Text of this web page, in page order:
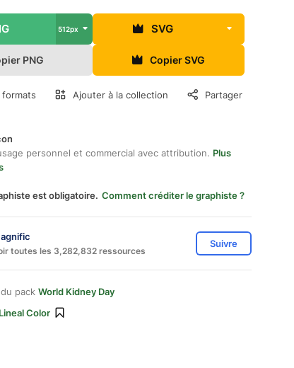
512px SVG
PNG Copier SVG
formats Ajouter à la collection Partager
personnel et commercial avec attribution. Plus
est obligatoire. Comment créditer le graphiste ?
toutes les 3,282,832 ressources
Suivre
pack World Kidney Day
Color